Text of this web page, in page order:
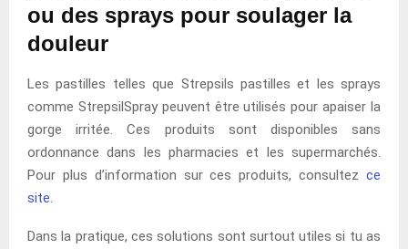
ou des sprays pour soulager la
douleur
Les pastilles telles que Strepsils pastilles et les sprays
comme StrepsilSpray peuvent être utilisés pour apaiser la
gorge irritée. Ces produits sont disponibles sans
ordonnance dans les pharmacies et les supermarchés.
Pour plus d’information sur ces produits, consultez ce
site
Dans la pratique, ces solutions sont surtout utiles si tu as